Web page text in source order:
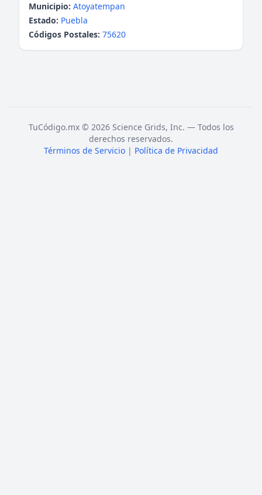
Municipio: Atoyatempan
Estado: Puebla
Códigos Postales: 75620
TuCódigo.mx © 2026 Science Grids, Inc. — Todos los
derechos reservados.
Términos de Servicio | Política de Privacidad